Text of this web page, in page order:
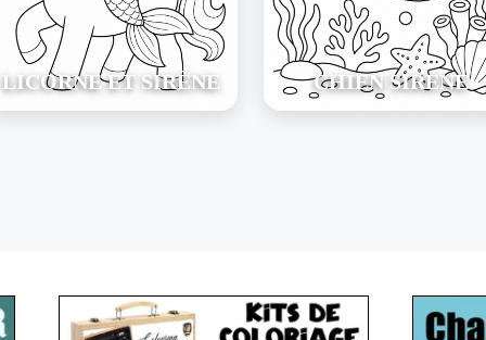
LICORNE ET SIRÈNE CHIEN SIRÈNE